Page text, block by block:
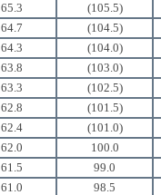
65.3
(105.5)
64.7
(104.5)
64.3
(104.0)
63.8
(103.0)
63.3
(102.5)
62.8
(101.5)
62.4
(101.0)
62.0
100.0
61.5
99.0
61.0
98.5